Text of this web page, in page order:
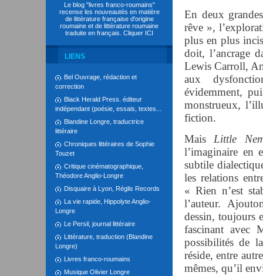
Le blog "livres franco-roumains"
recense les nouveautés en matière
de littérature française d'origine
roumaine et de littérature roumaine
traduite en français. Cliquer ICI
LIENS
Bel Ouvrage, rédaction et
correction
Black Herald Press. éditeur
indépendant (poésie, essais, textes...
Blandine Longre, traductrice
littéraire
Chroniques littéraires de Sophie
Touzet
Critique cinématographique,
Théodore Anglio-Longre
Disquaire à Lyon, Réglis Records
La vie rapide, Hippolyte Anglio-
Longre
Le Persil, journal littéraire
Littérature, traduction (Blandine
Longre)
Livres franco-roumains
Musique Olivier Longre
En deux
rêve »,
plus en plus
doit, l’ancrage
Lewis Carroll,
aux
évidemment,
monstrueux,
fiction.
Mais Little
l’imaginaire en
subtile
les relations
« Rien n’est
l’auteur.
dessin, toujours
fascinant avec
possibilités de
réside, entre
mêmes, qu’il